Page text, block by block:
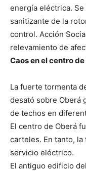
energía eléctrica.
sanitizante de la
control. Acción
relevamiento de
Caos en el centro
La fuerte tormenta
desató sobre Oberá
de techos en
El centro de Oberá
carteles. En tanto,
servicio eléctrico.
El antiguo edificio